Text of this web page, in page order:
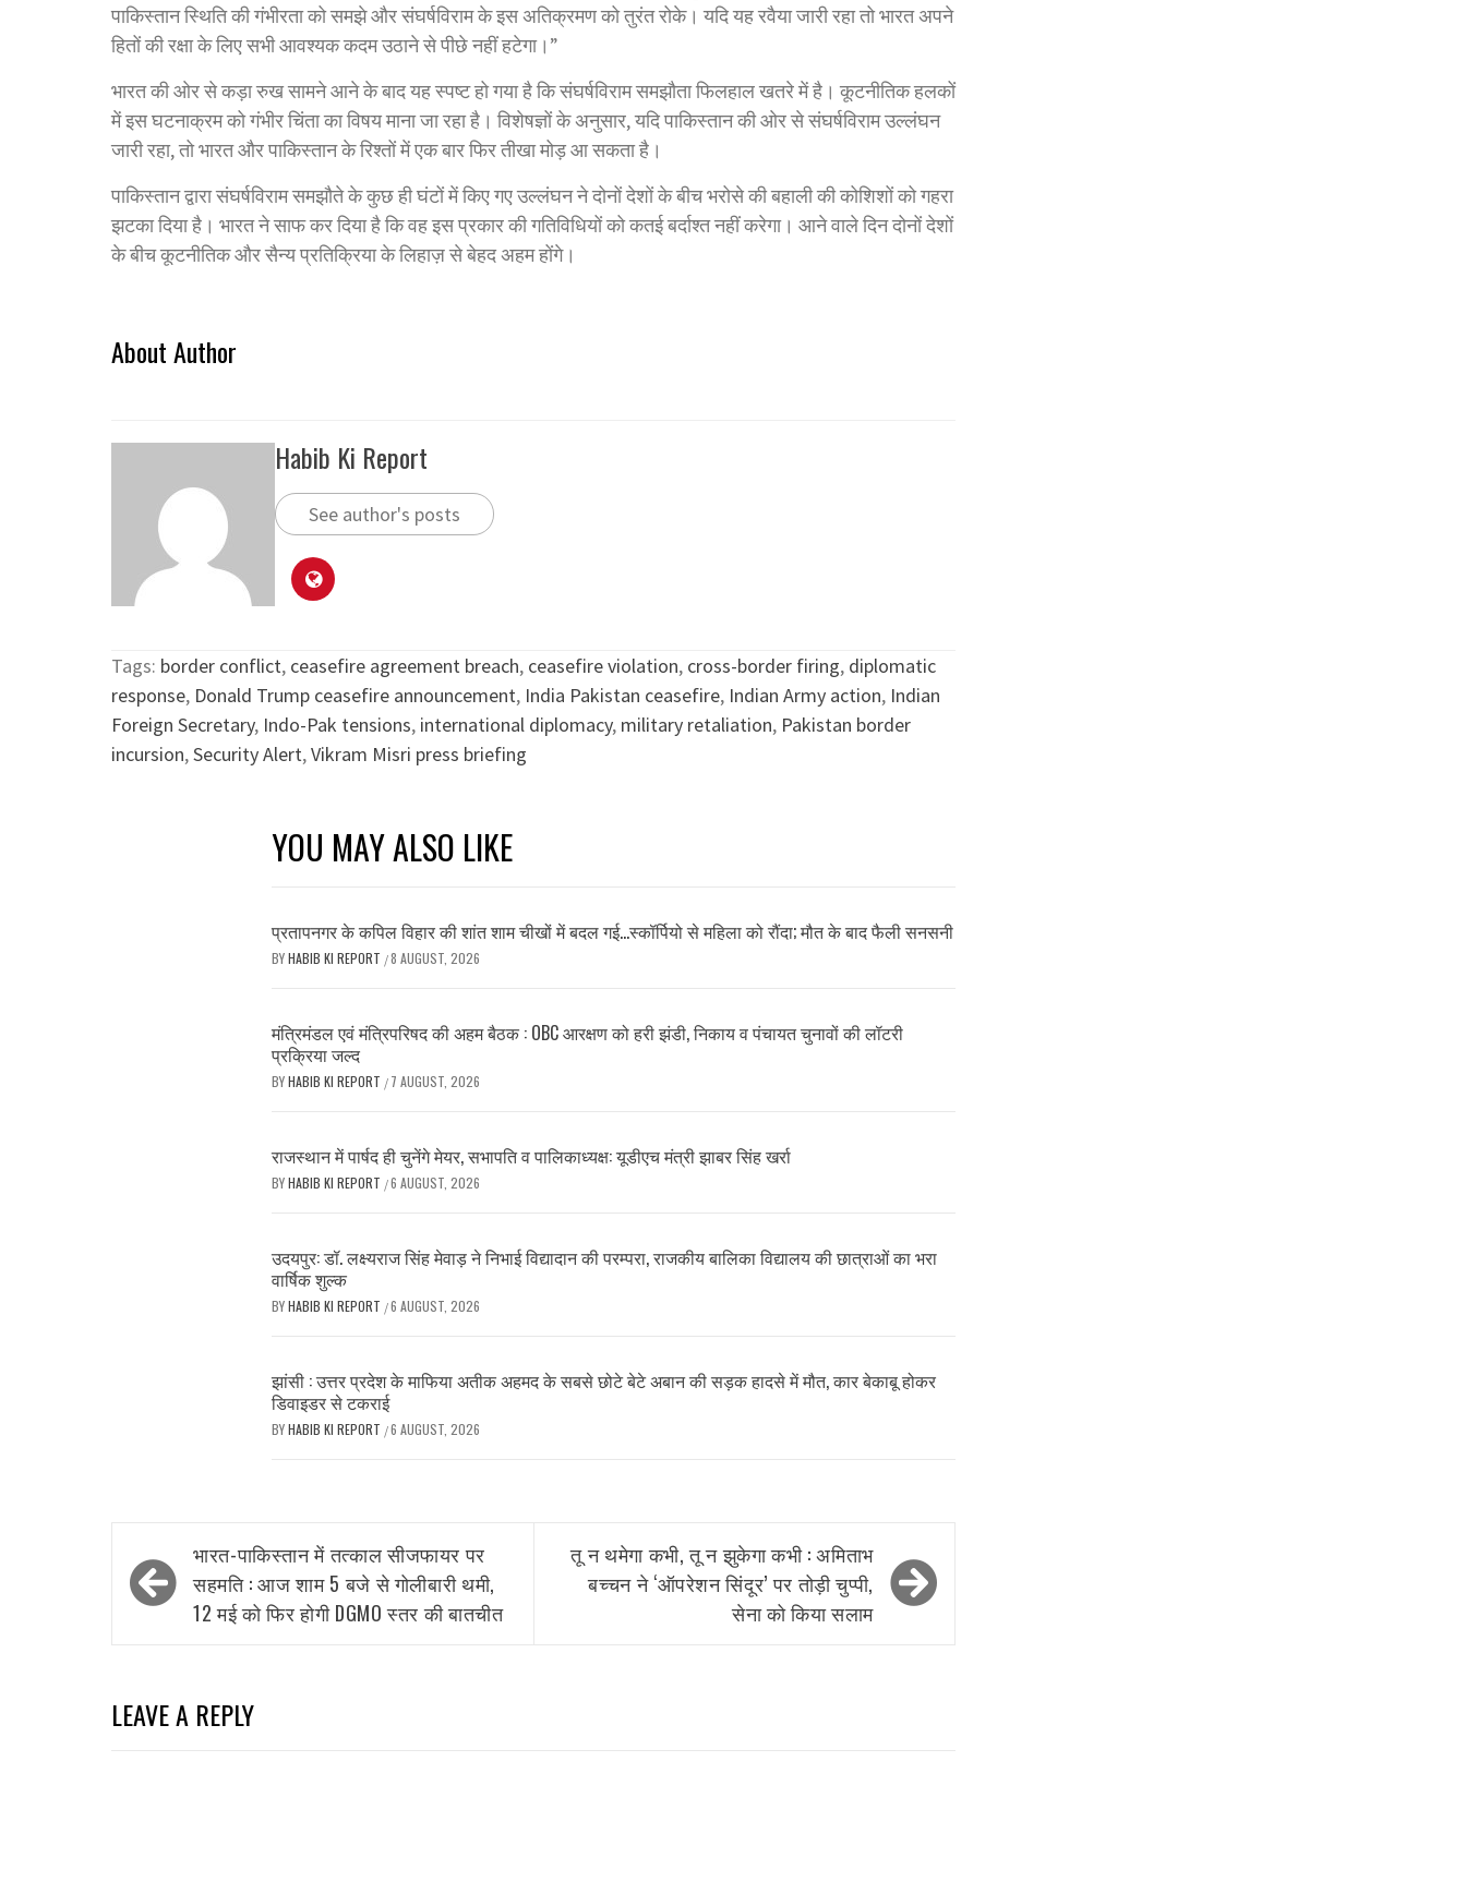
पाकिस्तान स्थिति की गंभीरता को समझे और संघर्षविराम के इस अतिक्रमण को तुरंत रोके। यदि यह रवैया जारी रहा तो भारत अपने
हितों की रक्षा के लिए सभी आवश्यक कदम उठाने से पीछे नहीं हटेगा।”
भारत की ओर से कड़ा रुख सामने आने के बाद यह स्पष्ट हो गया है कि संघर्षविराम समझौता फिलहाल खतरे में है। कूटनीतिक हलकों
में इस घटनाक्रम को गंभीर चिंता का विषय माना जा रहा है। विशेषज्ञों के अनुसार, यदि पाकिस्तान की ओर से संघर्षविराम उल्लंघन
जारी रहा, तो भारत और पाकिस्तान के रिश्तों में एक बार फिर तीखा मोड़ आ सकता है।
पाकिस्तान द्वारा संघर्षविराम समझौते के कुछ ही घंटों में किए गए उल्लंघन ने दोनों देशों के बीच भरोसे की बहाली की कोशिशों को गहरा
झटका दिया है। भारत ने साफ कर दिया है कि वह इस प्रकार की गतिविधियों को कतई बर्दाश्त नहीं करेगा। आने वाले दिन दोनों देशों
के बीच कूटनीतिक और सैन्य प्रतिक्रिया के लिहाज़ से बेहद अहम होंगे।
About Author
Habib Ki Report
See author's posts
Tags: border conflict, ceasefire agreement breach, ceasefire violation, cross-border firing, diplomatic
response, Donald Trump ceasefire announcement, India Pakistan ceasefire, Indian Army action, Indian
Foreign Secretary, Indo-Pak tensions, international diplomacy, military retaliation, Pakistan border
incursion,Security Alert,Vikram Misri press briefing
YOU MAY ALSO LIKE
प्रतापनगर के कपिल विहार की शांत शाम चीखों में बदल गई…स्कॉर्पियो से महिला को रौंदा; मौत के बाद फैली सनसनी
BYHABIB KI REPORT /8 AUGUST, 2026
मंत्रिमंडल एवं मंत्रिपरिषद की अहम बैठक : OBC आरक्षण को हरी झंडी, निकाय व पंचायत चुनावों की लॉटरी
प्रक्रिया जल्द
BYHABIB KI REPORT / 7 AUGUST, 2026
राजस्थान में पार्षद ही चुनेंगे मेयर, सभापति व पालिकाध्यक्ष: यूडीएच मंत्री झाबर सिंह खर्रा
BYHABIB KI REPORT /6 AUGUST, 2026
उदयपुर: डॉ. लक्ष्यराज सिंह मेवाड़ ने निभाई विद्यादान की परम्परा, राजकीय बालिका विद्यालय की छात्राओं का भरा
वार्षिक शुल्क
BYHABIB KI REPORT /6 AUGUST, 2026
झांसी : उत्तर प्रदेश के माफिया अतीक अहमद के सबसे छोटे बेटे अबान की सड़क हादसे में मौत, कार बेकाबू होकर
डिवाइडर से टकराई
BYHABIB KI REPORT /6 AUGUST, 2026
Post
navigation
भारत-पाकिस्तान में तत्काल सीजफायर पर
सहमति : आज शाम 5 बजे से गोलीबारी थमी,
12 मई को फिर होगी DGMO स्तर की बातचीत
तू न थमेगा कभी, तू न झुकेगा कभी : अमिताभ
बच्चन ने ‘ऑपरेशन सिंदूर’ पर तोड़ी चुप्पी,
सेना को किया सलाम
LEAVE A REPLY